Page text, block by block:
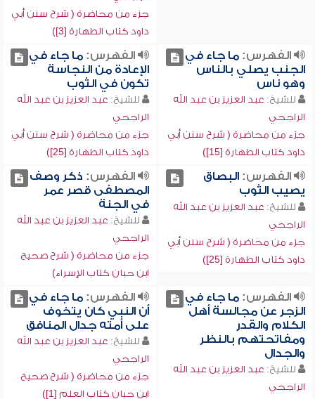
جزء من محاضرة ( شرح سنن أبي
داود كتاب الطهارة [3])
الفهرس:ما جاء في
الجنب يصلي بالناس
وهو ناس
للشيخ: عبد العزيز بن عبد الله
الراجحي
جزء من محاضرة ( شرح سنن أبي
داود كتاب الطهارة [15])
الفهرس:ما جاء في
الإعادة من النجاسة
تكون في الثوب
للشيخ: عبد العزيز بن عبد الله
الراجحي
جزء من محاضرة ( شرح سنن أبي
داود كتاب الطهارة [25])
الفهرس:البصاق
يصيب الثوب
للشيخ: عبد العزيز بن عبد الله
الراجحي
جزء من محاضرة ( شرح سنن أبي
داود كتاب الطهارة [25])
الفهرس: ذكر وصف
المصطفى قصر عمر
في الجنة
للشيخ: عبد العزيز بن عبد الله
الراجحي
جزء من محاضرة ( شرح صحيح
ابن حبان كتاب الإسراء)
الفهرس:ما جاء في
الزجر عن مجالسة أهل
الكلام والقدر
ومفاتحتهم بالنظر
والجدال
للشيخ: عبد العزيز بن عبد الله
الراجحي
الفهرس:ما جاء في
أن النبي كان يتخوف
على أمته جدال المنافق
للشيخ: عبد العزيز بن عبد الله
الراجحي
جزء من محاضرة ( شرح صحيح
ابن حبان كتاب العلم [1])